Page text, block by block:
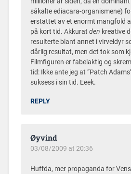
såkalte ediacara-organismene)
erstattet av et enormt mangfold
på kort tid. Akkurat den kreative
resulterte blant annet i virveldyr
dårlig resultat, men det tok som
Filmfiguren er fabelaktig og
tid: Ikke ante jeg at “Patch
suksess i sin tid. Eeek.
REPLY
Øyvind
03/08/2009 at 20:36
Huffda, mer propaganda for